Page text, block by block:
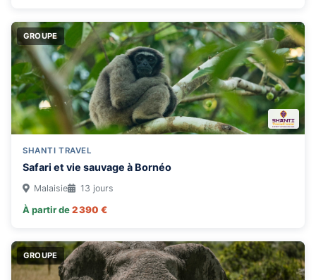
GROUPE
SHANTI TRAVEL
Safari et vie sauvage à Bornéo
Malaisie 13 jours
À partir de2 390 €
GROUPE